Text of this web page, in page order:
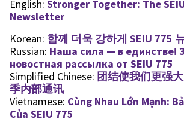
English: Stronger Together: The
Newsletter
Korean: 함께 더욱 강하게 SEIU 775
Russian: Наша сила — в единстве!
новостная рассылка от SEIU 775
Simplified Chinese: 团结使我们更强
季内部通讯
Vietnamese: Cùng Nhau Lớn Mạnh:
Của SEIU 775